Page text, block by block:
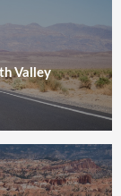
Valley